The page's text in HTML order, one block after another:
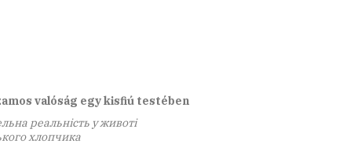
valóság egy kisfiú testében
реальність у животі
хлопчика